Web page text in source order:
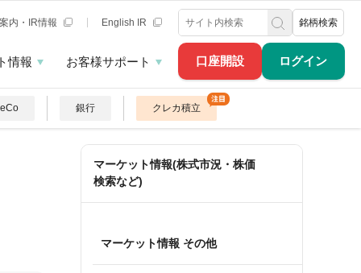
口座開設 ログイン
内・IR情報 English IR 銘柄検索
情報 お客様サポート
銀行 クレカ積立
マーケット情報(株式市況・株価
検索など)
マーケット情報 その他